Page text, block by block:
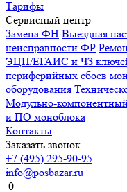
Тарифы
Сервисный центр
Замена ФН Выездная
неисправности ФР
ЭЦП/ЕГАИС и ЧЗ
периферийных сбоев
оборудования
Модульно-
и ПО моноблока
Контакты
Заказать звонок
+7 (495) 295-90-95
info@posbazar.ru
0